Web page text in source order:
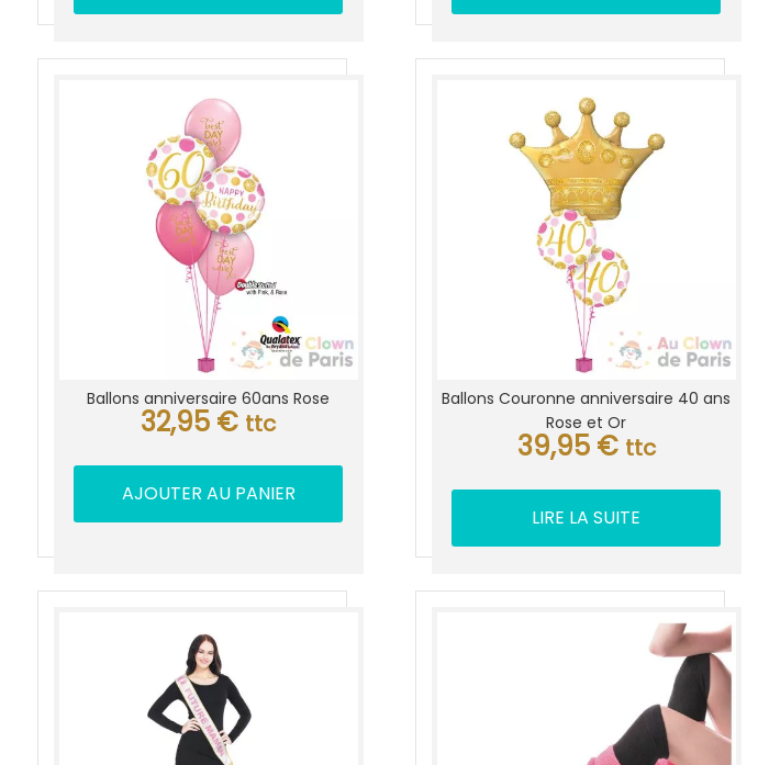
a
plusieurs
variations.
Les
options
peuvent
être
choisies
sur
la
page
du
a
plusieurs
variations.
Les
options
peuvent
être
choisies
sur
la
page
du
Ballons anniversaire 60ans Rose
32,95 € ttc
AJOUTER AU PANIER
Ballons Couronne anniversaire 40 ans
Rose et Or
39,95 € ttc
LIRE LA SUITE